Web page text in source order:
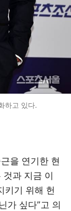
하고 있다.
을 연기한 현
것과 지금 이
키기 위해 헌
가 싶다”고 의